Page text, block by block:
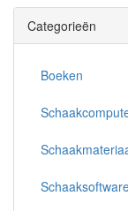
Categorieën
Boeken